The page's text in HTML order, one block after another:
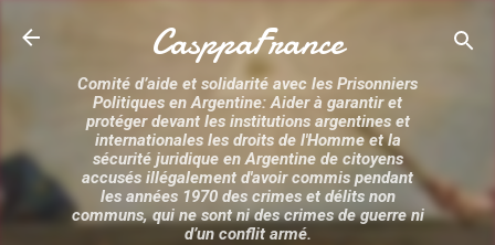
Accéder au contenu principal
CasppaFrance
Comité d’aide et solidarité avec les Prisonniers
Politiques en Argentine: Aider à garantir et
protéger devant les institutions argentines et
internationales les droits de l'Homme et la
sécurité juridique en Argentine de citoyens
accusés illégalement d'avoir commis pendant
les années 1970 des crimes et délits non
communs, qui ne sont ni des crimes de guerre ni
d’un conflit armé.